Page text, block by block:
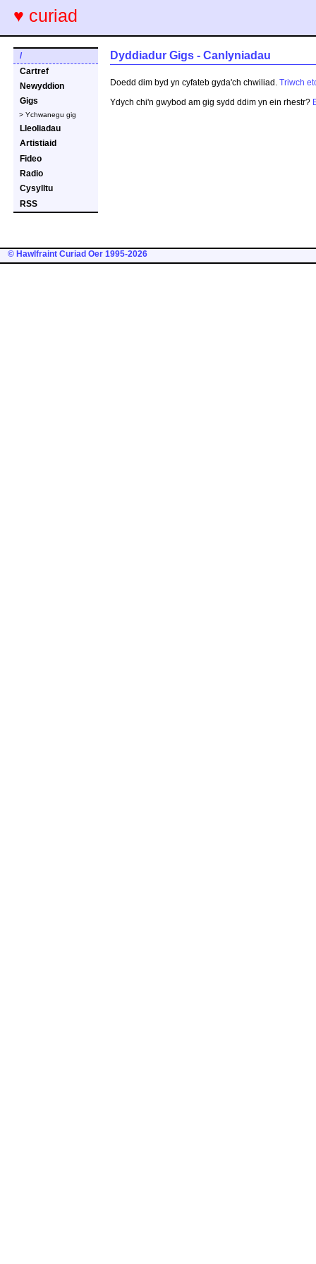
♥ curiad
/
Cartref
Newyddion
Gigs
> Ychwanegu gig
Lleoliadau
Artistiaid
Fideo
Radio
Cysylltu
RSS
Dyddiadur Gigs - Canlyniadau
Doedd dim byd yn cyfateb gyda'ch chwiliad. Triwch
Ydych chi'n gwybod am gig sydd ddim yn ein rhestr?
© Hawlfraint Curiad Oer 1995-2026